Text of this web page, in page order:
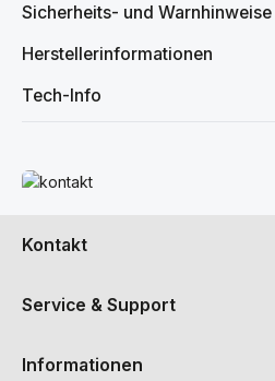
Sicherheits- und Warnhinweise
Herstellerinformationen
Tech-Info
Mehr erfahren
Kontakt
Service & Support
Informationen